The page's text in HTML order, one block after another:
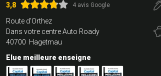
3,8 4 avis Google
Route d'Orthez
Dans votre centre Auto Roady
40700 Hagetmau
Elue meilleure enseigne